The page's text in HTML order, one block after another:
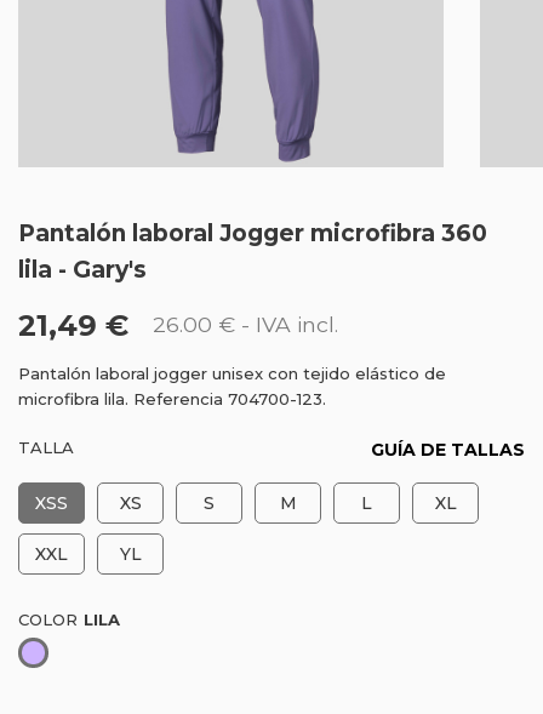
Pantalón laboral Jogger microfibra 360
lila - Gary's
21,49 € 26.00 € - IVA incl.
Pantalón laboral jogger unisex con tejido elástico de
microfibra lila. Referencia 704700-123.
TALLA GUÍA DE TALLAS
XSS XS S M L XL
XXL YL
COLOR
Lila